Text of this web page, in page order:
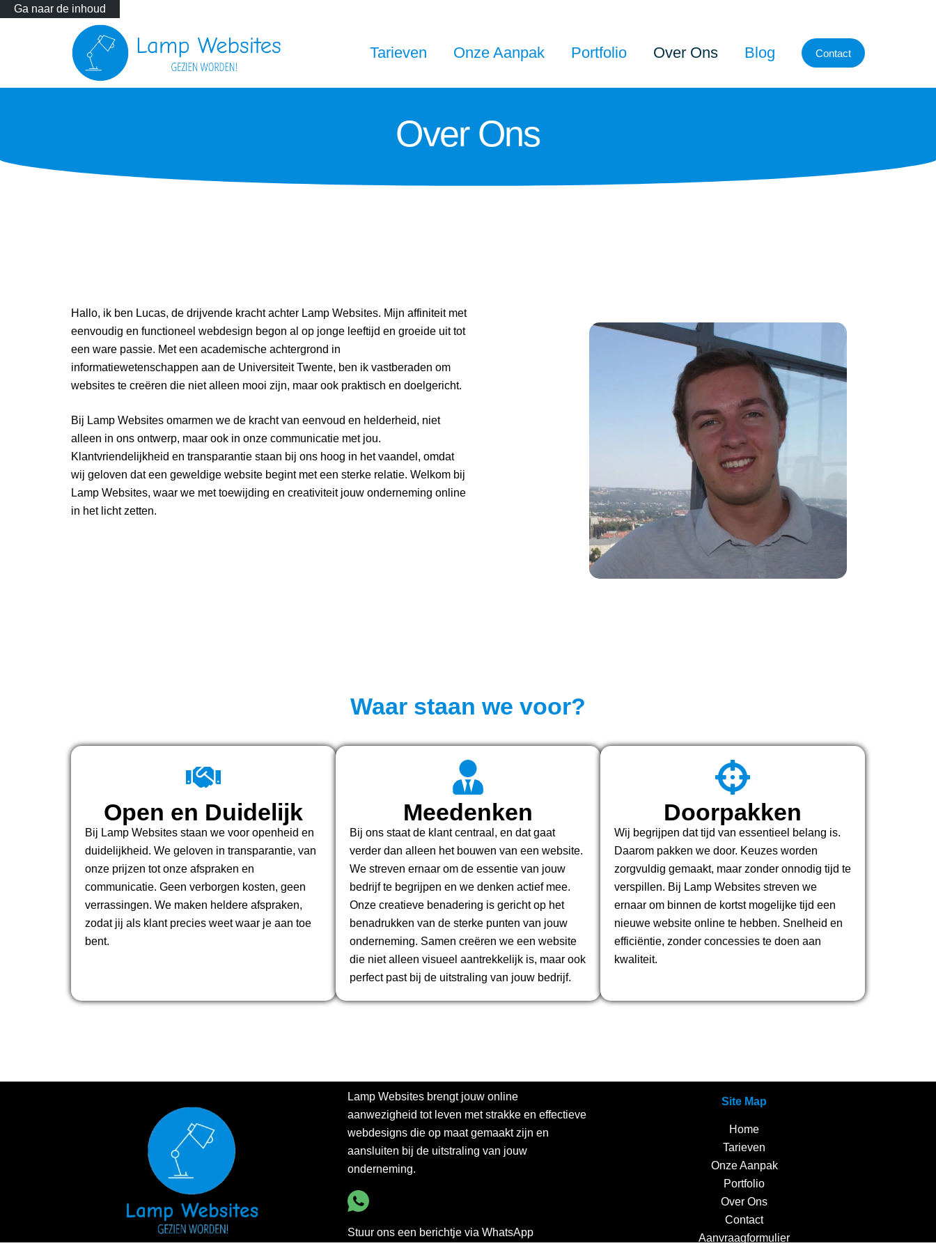
Ga naar de inhoud
Tarieven Onze Aanpak Portfolio Over Ons Blog Contact
Over Ons
Hallo, ik ben Lucas, de drijvende kracht achter Lamp Websites. Mijn affiniteit met
eenvoudig en functioneel webdesign begon al op jonge leeftijd en groeide uit tot
een ware passie. Met een academische achtergrond in
informatiewetenschappen aan de Universiteit Twente, ben ik vastberaden om
websites te creëren die niet alleen mooi zijn, maar ook praktisch en doelgericht.
Bij Lamp Websites omarmen we de kracht van eenvoud en helderheid, niet
alleen in ons ontwerp, maar ook in onze communicatie met jou.
Klantvriendelijkheid en transparantie staan bij ons hoog in het vaandel, omdat
wij geloven dat een geweldige website begint met een sterke relatie. Welkom bij
Lamp Websites, waar we met toewijding en creativiteit jouw onderneming online
in het licht zetten.
Waar staan we voor?
Open en Duidelijk
Bij Lamp Websites staan we voor openheid en
duidelijkheid. We geloven in transparantie, van
onze prijzen tot onze afspraken en
communicatie. Geen verborgen kosten, geen
verrassingen. We maken heldere afspraken,
zodat jij als klant precies weet waar je aan toe
bent.
Meedenken
Bij ons staat de klant centraal, en dat gaat
verder dan alleen het bouwen van een website.
We streven ernaar om de essentie van jouw
bedrijf te begrijpen en we denken actief mee.
Onze creatieve benadering is gericht op het
benadrukken van de sterke punten van jouw
onderneming. Samen creëren we een website
die niet alleen visueel aantrekkelijk is, maar ook
perfect past bij de uitstraling van jouw bedrijf.
Doorpakken
Wij begrijpen dat tijd van essentieel belang is.
Daarom pakken we door. Keuzes worden
zorgvuldig gemaakt, maar zonder onnodig tijd te
verspillen. Bij Lamp Websites streven we
ernaar om binnen de kortst mogelijke tijd een
nieuwe website online te hebben. Snelheid en
efficiëntie, zonder concessies te doen aan
kwaliteit.
Lamp Websites brengt jouw online
aanwezigheid tot leven met strakke en effectieve
webdesigns die op maat gemaakt zijn en
aansluiten bij de uitstraling van jouw
onderneming.
Stuur ons een berichtje via WhatsApp
Site Map
Home
Tarieven
Onze Aanpak
Portfolio
Over Ons
Contact
Aanvraagformulier